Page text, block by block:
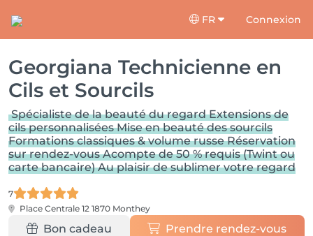
FR Connexion
Georgiana Technicienne en
Cils et Sourcils
Spécialiste de la beauté du regard Extensions de
cils personnalisées Mise en beauté des sourcils
Formations classiques & volume russe Réservation
sur rendez-vous Acompte de 50 % requis (Twint ou
carte bancaire) Au plaisir de sublimer votre regard
7
Place Centrale 12 1870 Monthey
Bon cadeau Prendre rendez-vous